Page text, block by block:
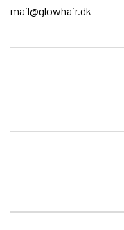
mail@glowhair.dk